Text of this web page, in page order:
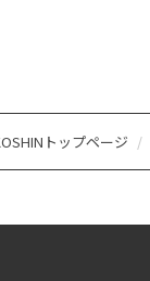
トップページ